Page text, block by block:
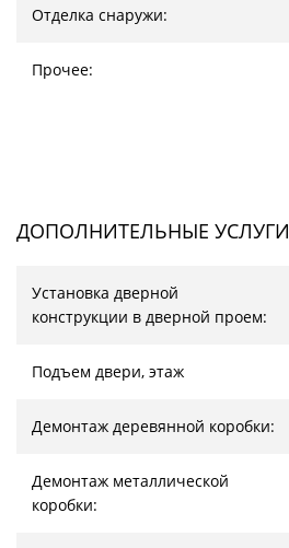
Отделка снаружи:
Прочее:
ДОПОЛНИТЕЛЬНЫЕ УСЛУГИ
Установка дверной
конструкции в дверной проем:
Подъем двери, этаж
Демонтаж деревянной коробки:
Демонтаж металлической
коробки: